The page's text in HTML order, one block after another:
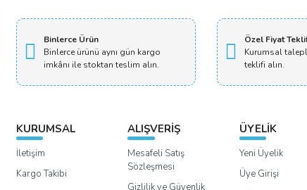
Binlerce Ürün
Binlerce ürünü aynı gün kargo
imkânı ile stoktan teslim alın.
Özel Fiyat
Kurumsal
teklifi alın.
KURUMSAL
İletişim
Kargo Takibi
ALIŞVERİŞ
Mesafeli Satış
Sözleşmesi
Gizlilik ve Güvenlik
ÜYELİK
Yeni Üyelik
Üye Girişi